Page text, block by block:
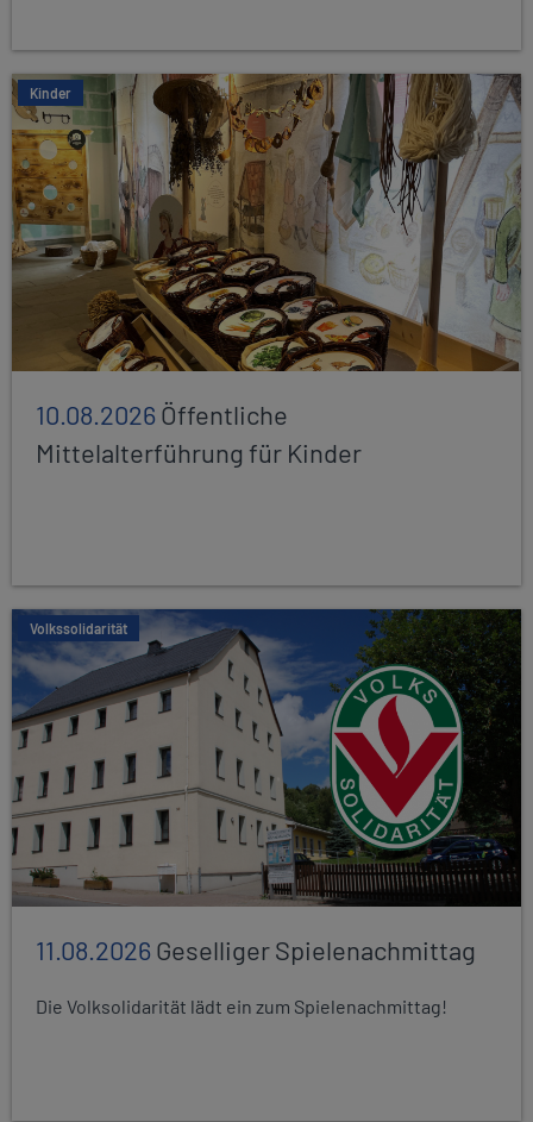
Kinder
10.08.2026Öffentliche
Mittelalterführung für Kinder
Volkssolidarität
11.08.2026Geselliger Spielenachmittag
Die Volksolidarität lädt ein zum Spielenachmittag!